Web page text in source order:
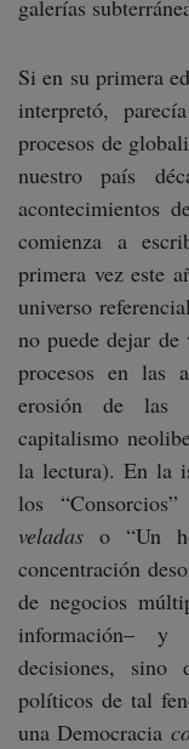
galerías
Si en su primera
interpretó,
procesos de
nuestro país
acontecimientos
comienza a
primera vez este
universo
no puede dejar
procesos en las
erosión de las
capitalismo
la lectura). En la
los
veladas o “Un
concentración
de negocios
información– y
decisiones, sino
políticos de tal
una Democracia